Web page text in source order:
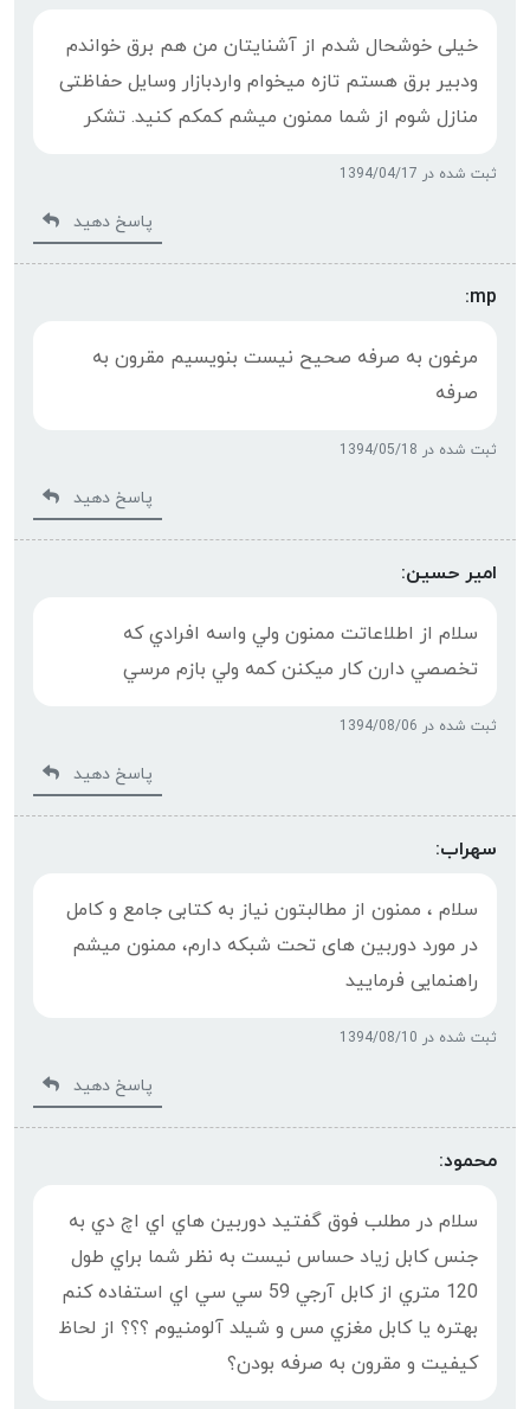
خیلی خوشحال شدم از آشنایتان من هم برق خواندم
ودبیر برق هستم تازه میخوام واردبازار وسایل حفاظتی
منازل شوم از شما ممنون میشم کمکم کنید. تشکر
ثبت شده در 1394/04/17
پاسخ دهید
mp:
مرغون به صرفه صحیح نیست بنویسیم مقرون به
صرفه
ثبت شده در 1394/05/18
پاسخ دهید
امير حسين:
سلام از اطلاعاتت ممنون ولي واسه افرادي كه
تخصصي دارن كار ميكنن كمه ولي بازم مرسي
ثبت شده در 1394/08/06
پاسخ دهید
سهراب:
سلام ، ممنون از مطالبتون نیاز به کتابی جامع و کامل
در مورد دوربین های تحت شبکه دارم، ممنون میشم
راهنمایی فرمایید
ثبت شده در 1394/08/10
پاسخ دهید
محمود:
سلام در مطلب فوق گفتيد دوربين هاي اي اچ دي به
جنس كابل زياد حساس نيست به نظر شما براي طول
120 متري از كابل آرجي 59 سي سي اي استفاده كنم
بهتره يا كابل مغزي مس و شيلد آلومنيوم ؟؟؟ از لحاظ
كيفيت و مقرون به صرفه بودن؟